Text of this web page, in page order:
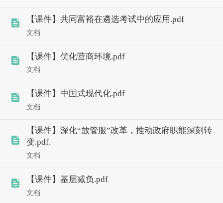
【课件】共同富裕在遴选考试中的应用.pdf
文档
【课件】优化营商环境.pdf
文档
【课件】中国式现代化.pdf
文档
【课件】深化“放管服”改革，推动政府职能深刻转
变.pdf.
文档
【课件】基层减负.pdf
文档